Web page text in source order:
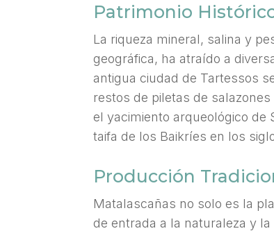
Patrimonio
La riqueza mineral, salina y
geográfica, ha atraído a
antigua ciudad de Tartessos
restos de piletas de
el yacimiento arqueológico de
taifa de los Baikríes en los
Producción
Matalascañas no solo es la
de entrada a la naturaleza y